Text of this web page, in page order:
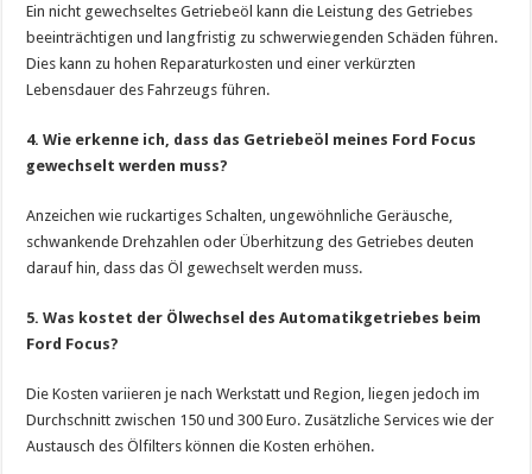
Ein nicht gewechseltes Getriebeöl kann die Leistung des Getriebes
beeinträchtigen und langfristig zu schwerwiegenden Schäden führen.
Dies kann zu hohen Reparaturkosten und einer verkürzten
Lebensdauer des Fahrzeugs führen.
4. Wie erkenne ich, dass das Getriebeöl meines Ford Focus
gewechselt werden muss?
Anzeichen wie ruckartiges Schalten, ungewöhnliche Geräusche,
schwankende Drehzahlen oder Überhitzung des Getriebes deuten
darauf hin, dass das Öl gewechselt werden muss.
5. Was kostet der Ölwechsel des Automatikgetriebes beim
Ford Focus?
Die Kosten variieren je nach Werkstatt und Region, liegen jedoch im
Durchschnitt zwischen 150 und 300 Euro. Zusätzliche Services wie der
Austausch des Ölfilters können die Kosten erhöhen.